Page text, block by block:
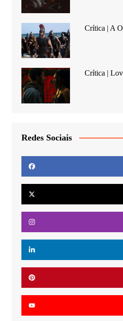
Crítica | A
Crítica |
Redes Sociais